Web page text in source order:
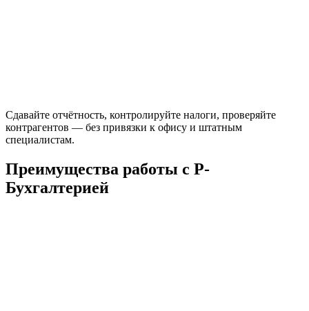
Сдавайте отчётность, контролируйте налоги, проверяйте
контрагентов — без привязки к офису и штатным
специалистам.
Преимущества работы с Р-
Бухгалтерией